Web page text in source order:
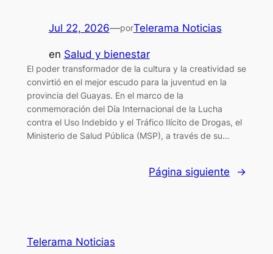
Jul 22, 2026—porTelerama Noticias
en Salud y bienestar
El poder transformador de la cultura y la creatividad se
convirtió en el mejor escudo para la juventud en la
provincia del Guayas. En el marco de la
conmemoración del Día Internacional de la Lucha
contra el Uso Indebido y el Tráfico Ilícito de Drogas, el
Ministerio de Salud Pública (MSP), a través de su…
Página siguiente →
Telerama Noticias